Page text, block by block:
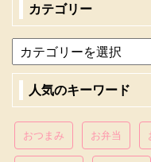
カテゴリー
人気のキーワード
おつまみ お弁当